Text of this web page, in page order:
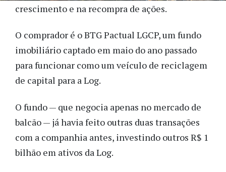
crescimento e na recompra de ações.
O comprador é o BTG Pactual LGCP, um fundo
imobiliário captado em maio do ano passado
para funcionar como um veículo de reciclagem
de capital para a Log.
O fundo — que negocia apenas no mercado de
balcão — já havia feito outras duas transações
com a companhia antes, investindo outros R$ 1
bilhão em ativos da Log.